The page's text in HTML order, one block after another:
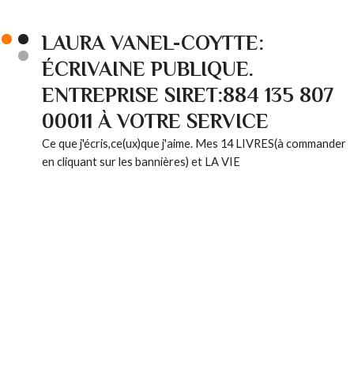
LAURA VANEL-COYTTE:
ÉCRIVAINE PUBLIQUE.
ENTREPRISE SIRET:884 135 807
00011 À VOTRE SERVICE
Ce que j'écris,ce(ux)que j'aime. Mes 14 LIVRES(à commander
en cliquant sur les bannières) et LA VIE